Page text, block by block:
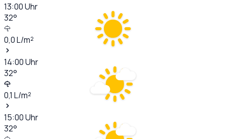
13:00Uhr
32°
0,0L/m²
14:00Uhr
32°
0,1 L/m²
15:00Uhr
32°